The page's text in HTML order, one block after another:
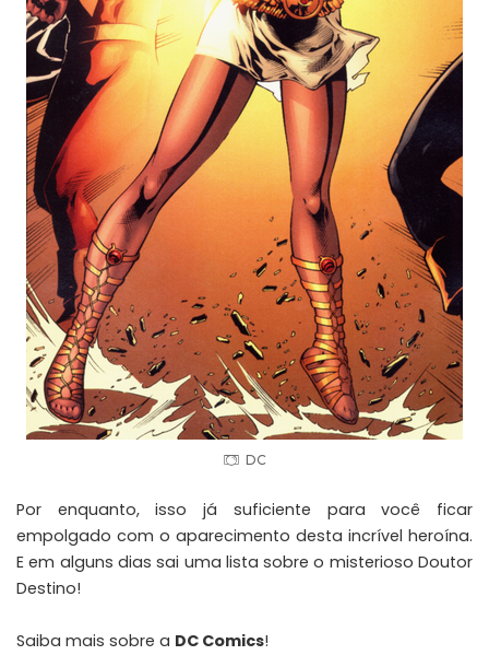
DC
Por enquanto, isso já suficiente para você ficar
empolgado com o aparecimento desta incrível heroína.
E em alguns dias sai uma lista sobre o misterioso Doutor
Destino!
Saiba mais sobre a DC Comics!